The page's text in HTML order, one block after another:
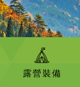
露營裝備